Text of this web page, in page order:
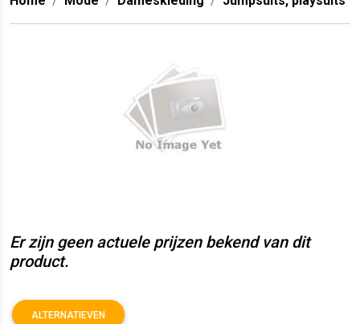
Er zijn geen actuele prijzen bekend van dit
product.
ALTERNATIEVEN